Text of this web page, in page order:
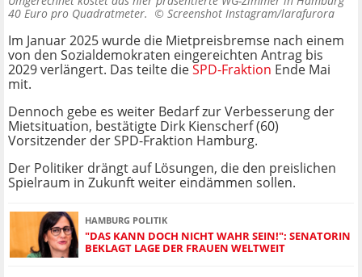
40 Euro pro Quadratmeter. © Screenshot Instagram/larafurora
Im Januar 2025 wurde die Mietpreisbremse nach einem
von den Sozialdemokraten eingereichten Antrag bis
2029 verlängert. Das teilte dieSPD-Fraktion Ende Mai
mit.
Dennoch gebe es weiter Bedarf zur Verbesserung der
Mietsituation, bestätigte Dirk Kienscherf (60)
Vorsitzender der SPD-Fraktion Hamburg.
Der Politiker drängt auf Lösungen, die den preislichen
Spielraum in Zukunft weiter eindämmen sollen.
HAMBURG POLITIK
"DAS KANN DOCH NICHT WAHR SEIN!": SENATORIN
BEKLAGT LAGE DER FRAUEN WELTWEIT